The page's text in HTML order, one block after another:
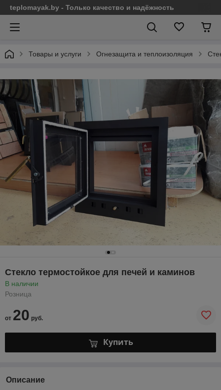
teplomayak.by - Только качество и надёжность
Товары и услуги Огнезащита и теплоизоляция
Стекло термостойкое для печей и каминов
В наличии
Розница
от 20 руб.
Купить
Описание